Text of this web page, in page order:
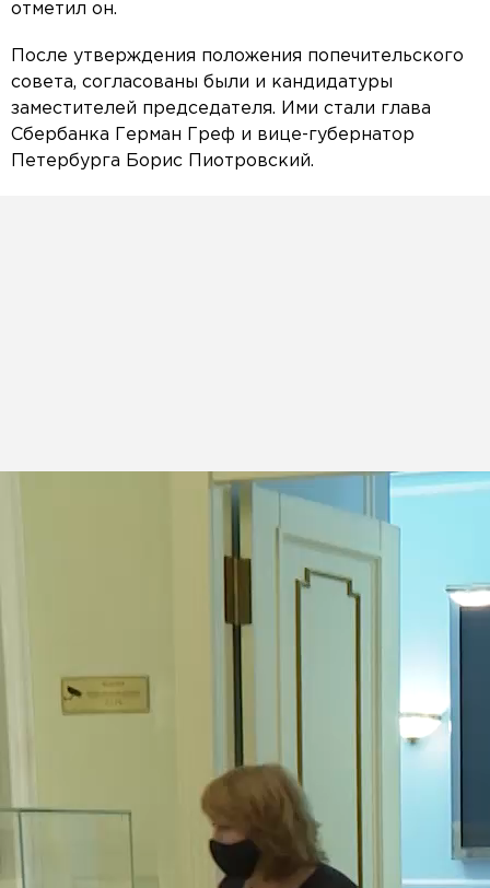
отметил он.
После утверждения положения попечительского
совета, согласованы были и кандидатуры
заместителей председателя. Ими стали глава
Сбербанка Герман Греф и вице-губернатор
Петербурга Борис Пиотровский.